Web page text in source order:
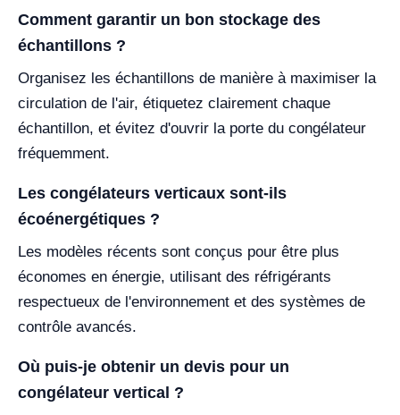
Comment garantir un bon stockage des
échantillons ?
Organisez les échantillons de manière à maximiser la
circulation de l'air, étiquetez clairement chaque
échantillon, et évitez d'ouvrir la porte du congélateur
fréquemment.
Les congélateurs verticaux sont-ils
écoénergétiques ?
Les modèles récents sont conçus pour être plus
économes en énergie, utilisant des réfrigérants
respectueux de l'environnement et des systèmes de
contrôle avancés.
Où puis-je obtenir un devis pour un
congélateur vertical ?